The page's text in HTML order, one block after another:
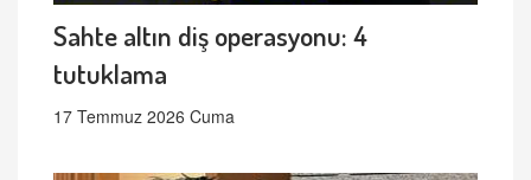
Sahte altın diş operasyonu: 4
tutuklama
17 Temmuz 2026 Cuma